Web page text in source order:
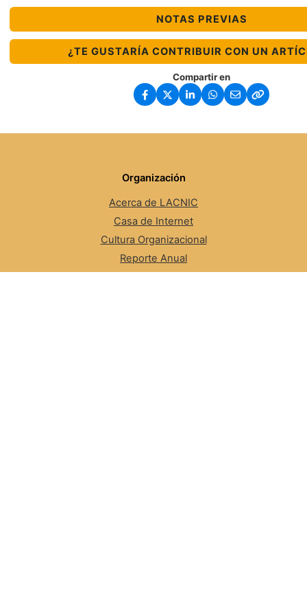
NOTAS PREVIAS
¿TE GUSTARÍA CONTRIBUIR CON UN
Compartir en
Organización
Acerca de LACNIC
Casa de Internet
Cultura Organizacional
Reporte Anual